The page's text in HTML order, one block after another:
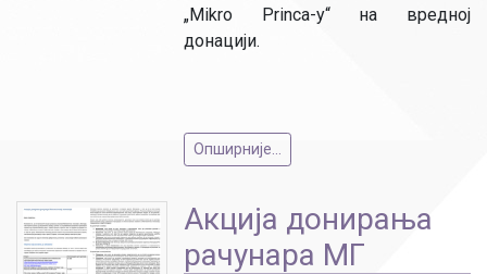
„Mikro Princa-у“ на вредној
донацији.
Опширније...
Акција донирања
рачунара МГ